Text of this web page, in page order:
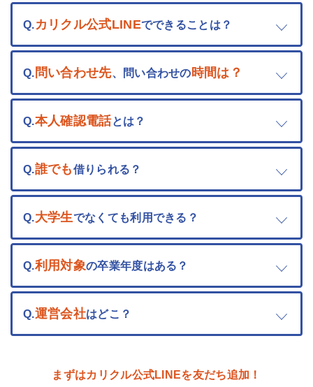
Q.カリクル公式LINEでできることは？
Q. 問い合わせ先、問い合わせの時間は？
Q.本人確認電話とは？
Q.誰でも借りられる？
Q.大学生でなくても利用できる？
Q.利用対象の卒業年度はある？
Q.運営会社はどこ？
まずはカリクル公式LINEを友だち追加！